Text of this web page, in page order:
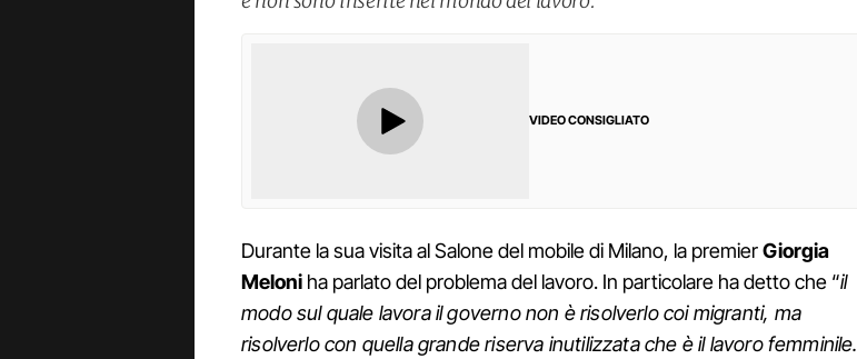
VIDEO CONSIGLIATO
Durante la sua visita al Salone del mobile di Milano, la premierGiorgia
Meloni ha parlato del problema del lavoro. In particolare ha detto che “il
modo sul quale lavora il governo non è risolverlo coi migranti, ma
risolverlo con quella grande riserva inutilizzata che è il lavoro femminile.